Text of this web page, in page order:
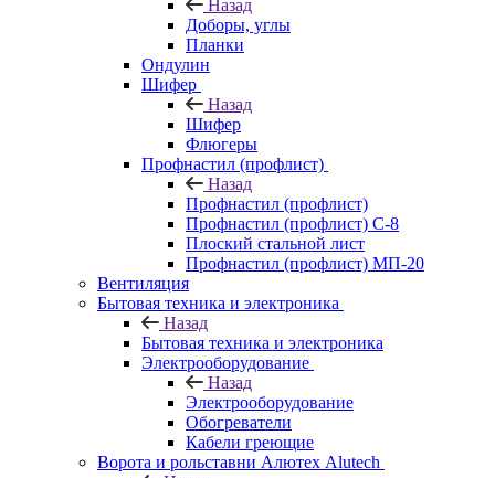
Назад
Доборы, углы
Планки
Ондулин
Шифер
Назад
Шифер
Флюгеры
Профнастил (профлист)
Назад
Профнастил (профлист)
Профнастил (профлист) С-8
Плоский стальной лист
Профнастил (профлист) МП-20
Вентиляция
Бытовая техника и электроника
Назад
Бытовая техника и электроника
Электрооборудование
Назад
Электрооборудование
Обогреватели
Кабели греющие
Ворота и рольставни Алютех Alutech